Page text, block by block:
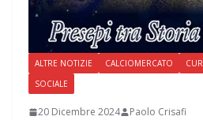
ALTRE NOTIZIE CALCIOMERCATO
SOCIALE
20 Dicembre 2024 Paolo Crisafi